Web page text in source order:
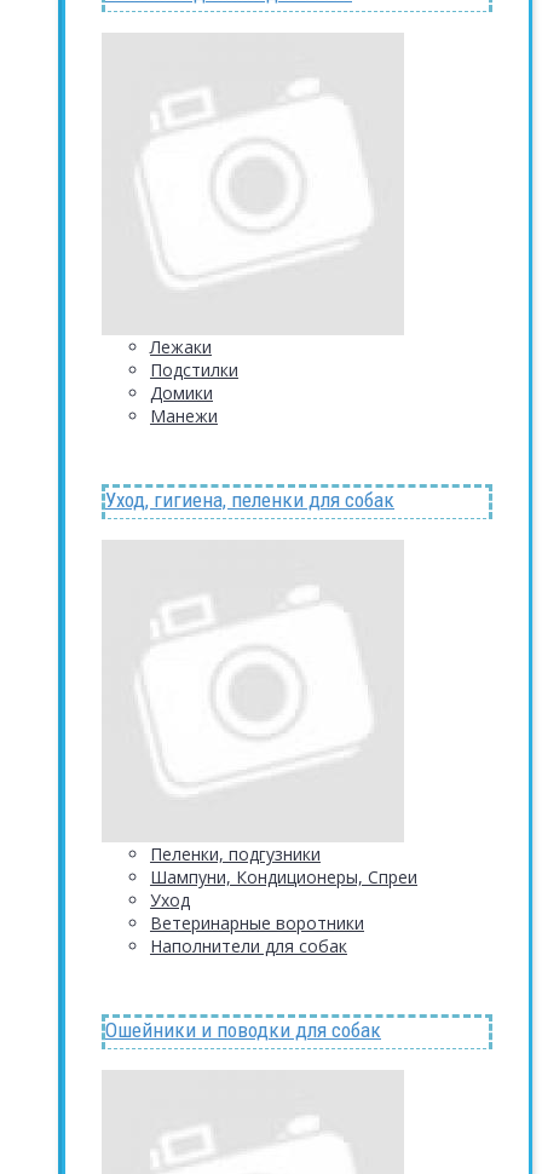
Лежаки
Подстилки
Домики
Манежи
Уход, гигиена, пеленки для собак
Пеленки, подгузники
Шампуни, Кондиционеры, Спреи
Уход
Ветеринарные воротники
Наполнители для собак
Ошейники и поводки для собак